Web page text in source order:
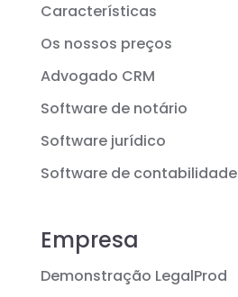
Características
Os nossos preços
Advogado CRM
Software de notário
Software jurídico
Software de contabilidade
Empresa
Demonstração LegalProd